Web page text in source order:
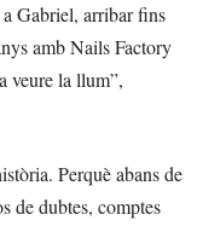
Gabriel, arribar fins
amb Nails Factory
veure la llum”,
Perquè abans de
de dubtes, comptes